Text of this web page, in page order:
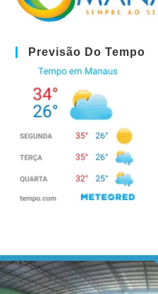
Previsão Do Tempo